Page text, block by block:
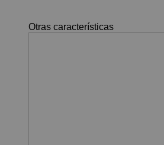
Otras características